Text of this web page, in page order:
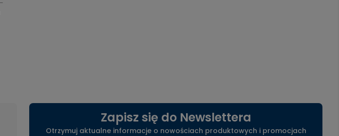
Zapisz się do Newslettera
Otrzymuj aktualne informacje o nowościach produktowych i promocjach